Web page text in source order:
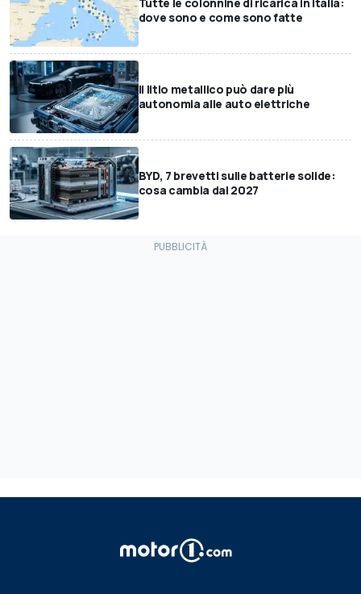
dove sono e come sono fatte
Il litio metallico può dare più
autonomia alle auto elettriche
BYD, 7 brevetti sulle batterie solide:
cosa cambia dal 2027